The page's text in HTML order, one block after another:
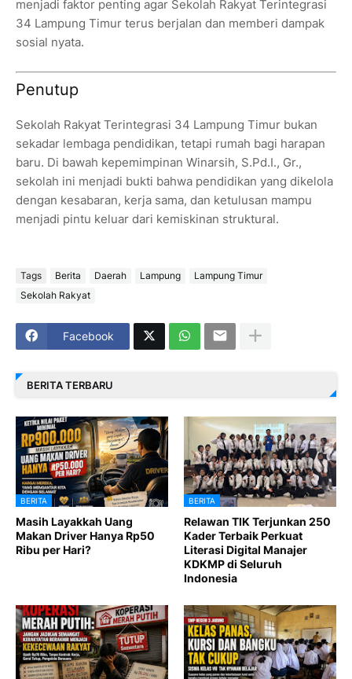
menjadi faktor penting agar Sekolah Rakyat Terintegrasi
34 Lampung Timur terus berjalan dan memberi dampak
sosial nyata.
Penutup
Sekolah Rakyat Terintegrasi 34 Lampung Timur bukan
sekadar lembaga pendidikan, tetapi rumah bagi harapan
baru. Di bawah kepemimpinan Winarsih, S.Pd.I., Gr.,
sekolah ini menjadi bukti bahwa pendidikan yang dikelola
dengan kesabaran, kerja sama, dan ketulusan mampu
menjadi pintu keluar dari kemiskinan struktural.
Tags Berita Daerah Lampung
Lampung Timur
Sekolah Rakyat
Facebook
BERITA TERBARU
BERITA
Masih Layakkah Uang
Makan Driver Hanya Rp50
Ribu per Hari?
BERITA
Relawan TIK Terjunkan 250
Kader Terbaik Perkuat
Literasi Digital Manajer
KDKMP di Seluruh
Indonesia